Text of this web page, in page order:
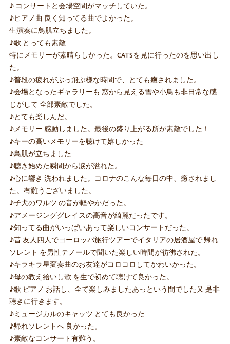
♪ コンサートと会場空間がマッチしていた。
♪ピアノ曲 良く知ってる曲でよかった。
生演奏に鳥肌立ちました。
♪歌 とっても素敵
特にメモリーが素晴らしかった。CATSを見に行ったのを思い出し
た。
♪普段の疲れがぶっ飛ぶ様な時間で、とても癒されました。
♪会場となったギャラリーも 窓から見える雪や小鳥も非日常な感
じがして 全部素敵でした。
♪とても楽しんだ。
♪メモリー 感動しました。最後の盛り上がる所が素敵でした！
♪キーの高いメモリーを聴けて嬉しかった
♪鳥肌が立ちました
♪聴き始めた瞬間から涙が溢れた。
♪心に響き 洗われました。コロナのこんな毎日の中、癒されまし
た。有難うございました。
♪子犬のワルツ の音が軽やかだった。
♪アメージンググレイスの高音が綺麗だったです。
♪知ってる曲がいっぱいあって楽しいコンサートだった。
♪昔 友人四人でヨーロッパ旅行ツアーでイタリアの居酒屋で 帰れ
ソレント を男性テノールで聞いた楽しい時間が彷彿された。
♪キラキラ星変奏曲のお友達がコロコロしてかわいかった。
♪母の教え給いし歌 を生で初めて聴けて良かった。
♪歌 ピアノ お話し、全て楽しみましたあっという間でした又 是非
聴きに行きます。
♪ミュージカルのキャッツ とても良かった
♪帰れソレントへ 良かった。
♪素敵なコンサート有難う。